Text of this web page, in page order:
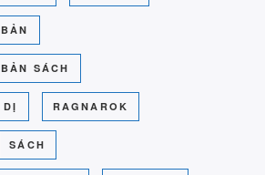
SÁCH
RAGNAROK
SÁCH